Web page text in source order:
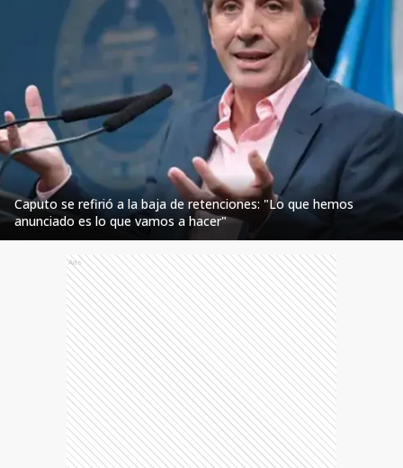
Caputo se refirió a la baja de retenciones: "Lo que hemos
anunciado es lo que vamos a hacer"
Ads